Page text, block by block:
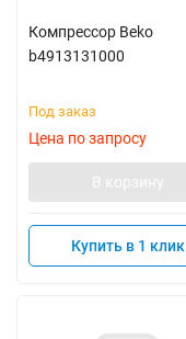
Компрессор Beko
b4913131000
Под заказ
Цена по запросу
В корзину
Купить в 1 клик